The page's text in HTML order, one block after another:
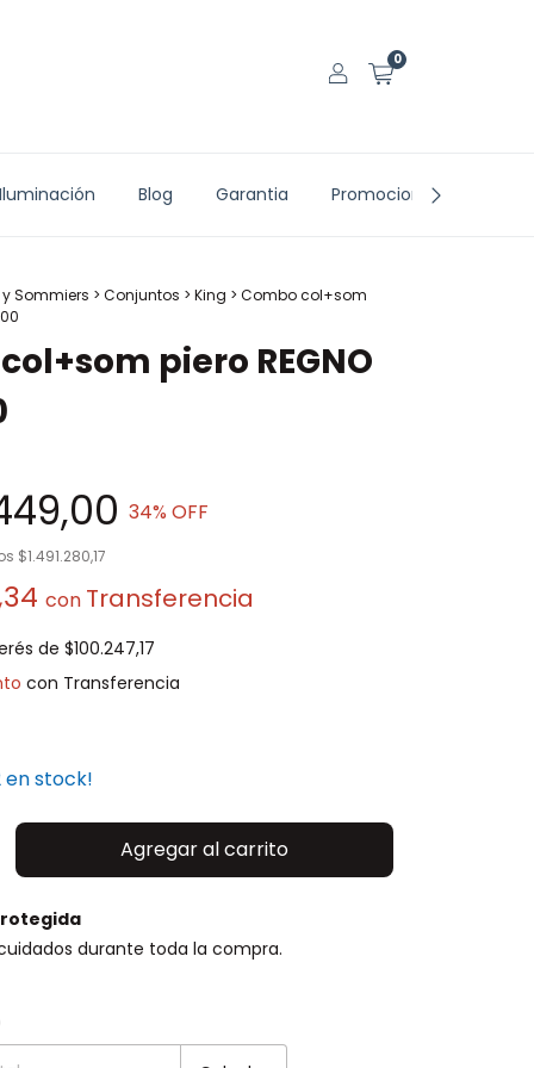
0
Iluminación Blog Garantia Promociones vigentes
Sommiers > Conjuntos > King > Combo col+som
piero REGNO
34% OFF
$1.491.280,17
con
de $100.247,17
en stock!
durante toda la compra.